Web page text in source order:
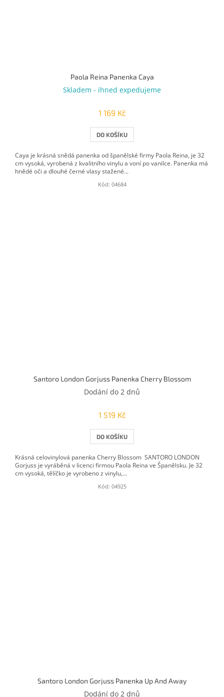
Paola Reina Panenka Caya
Skladem - ihned expedujeme
1 169 Kč
DO KOŠÍKU
Caya je krásná snědá panenka od španělské firmy Paola Reina, je 32
cm vysoká, vyrobená z kvalitního vinylu a voní po vanilce. Panenka má
hnědé oči a dlouhé černé vlasy stažené...
Kód: 04684
Santoro London Gorjuss Panenka Cherry Blossom
Dodání do 2 dnů
1 519 Kč
DO KOŠÍKU
Krásná celovinylová panenka Cherry Blossom SANTORO LONDON
Gorjuss je vyráběná v licenci firmou Paola Reina ve Španělsku. Je 32
cm vysoká, tělíčko je vyrobeno z vinylu,...
Kód: 04925
Santoro London Gorjuss Panenka Up And Away
Dodání do 2 dnů